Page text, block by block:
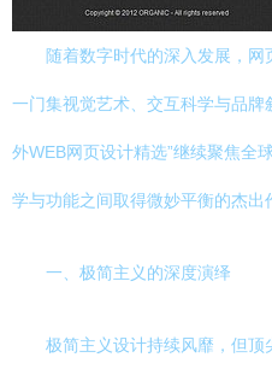
随着数字时代的深入发展，
一门集视觉艺术、交互科学与品牌
外WEB网页设计精选”继续聚焦全
学与功能之间取得微妙平衡的杰出
一、极简主义的深度演绎
极简主义设计持续风靡，但顶